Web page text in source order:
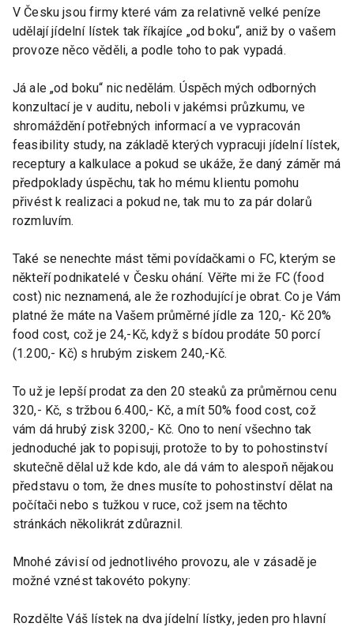
V Česku jsou firmy které vám za relativně velké peníze
udělají jídelní lístek tak říkajíce „od boku“, aniž by o vašem
provoze něco věděli, a podle toho to pak vypadá.
Já ale „od boku“ nic nedělám. Úspěch mých odborných
konzultací je v auditu, neboli v jakémsi průzkumu, ve
shromáždění potřebných informací a ve vypracován
feasibility study, na základě kterých vypracuji jídelní lístek,
receptury a kalkulace a pokud se ukáže, že daný záměr má
předpoklady úspěchu, tak ho mému klientu pomohu
přivést k realizaci a pokud ne, tak mu to za pár dolarů
rozmluvím.
Také se nenechte mást těmi povídačkami o FC, kterým se
někteří podnikatelé v Česku ohání. Věřte mi že FC (food
cost) nic neznamená, ale že rozhodující je obrat. Co je Vám
platné že máte na Vašem průměrné jídle za 120,- Kč 20%
food cost, což je 24,-Kč, když s bídou prodáte 50 porcí
(1.200,- Kč) s hrubým ziskem 240,-Kč.
To už je lepší prodat za den 20 steaků za průměrnou cenu
320,- Kč, s tržbou 6.400,- Kč, a mít 50% food cost, což
vám dá hrubý zisk 3200,- Kč. Ono to není všechno tak
jednoduché jak to popisuji, protože to by to pohostinství
skutečně dělal už kde kdo, ale dá vám to alespoň nějakou
představu o tom, že dnes musíte to pohostinství dělat na
počítači nebo s tužkou v ruce, což jsem na těchto
stránkách několikrát zdůraznil.
Mnohé závisí od jednotlivého provozu, ale v zásadě je
možné vznést takovéto pokyny:
Rozdělte Váš lístek na dva jídelní lístky, jeden pro hlavní